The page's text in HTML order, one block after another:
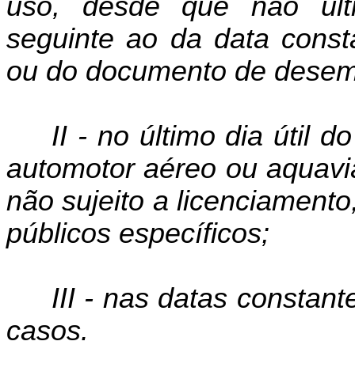
uso, desde que não
seguinte ao da data
ou do documento de
II - no último dia útil
automotor aéreo ou
não sujeito a
públicos específicos;
III - nas datas
casos.